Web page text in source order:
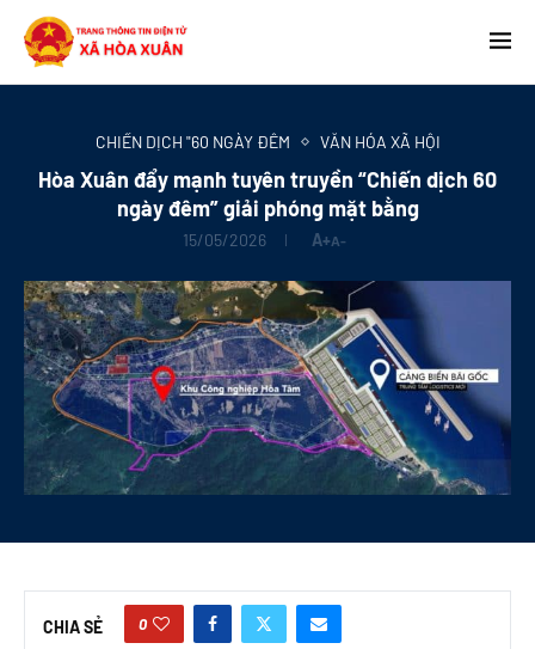
CHIẾN DỊCH "60 NGÀY ĐÊM VĂN HÓA XÃ HỘI
Hòa Xuân đẩy mạnh tuyên truyền “Chiến dịch 60
ngày đêm” giải phóng mặt bằng
15/05/2026 A+A-
CHIA SẺ 0